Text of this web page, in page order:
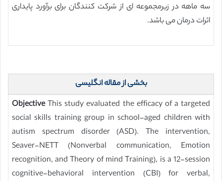
سه ماهه در زیرمجموعه ای از شرکت کنندگان برای برآورد پایداری
اثرات درمان می باشد.
بخشی از مقاله انگلیسی
ObjectiveThis study evaluated the efficacy of a targeted
social skills training group in school-aged children with
autism spectrum disorder (ASD). The intervention,
Seaver-NETT (Nonverbal communication, Emotion
recognition, and Theory of mind Training), is a 12-session
cognitive-behavioral intervention (CBI) for verbal,